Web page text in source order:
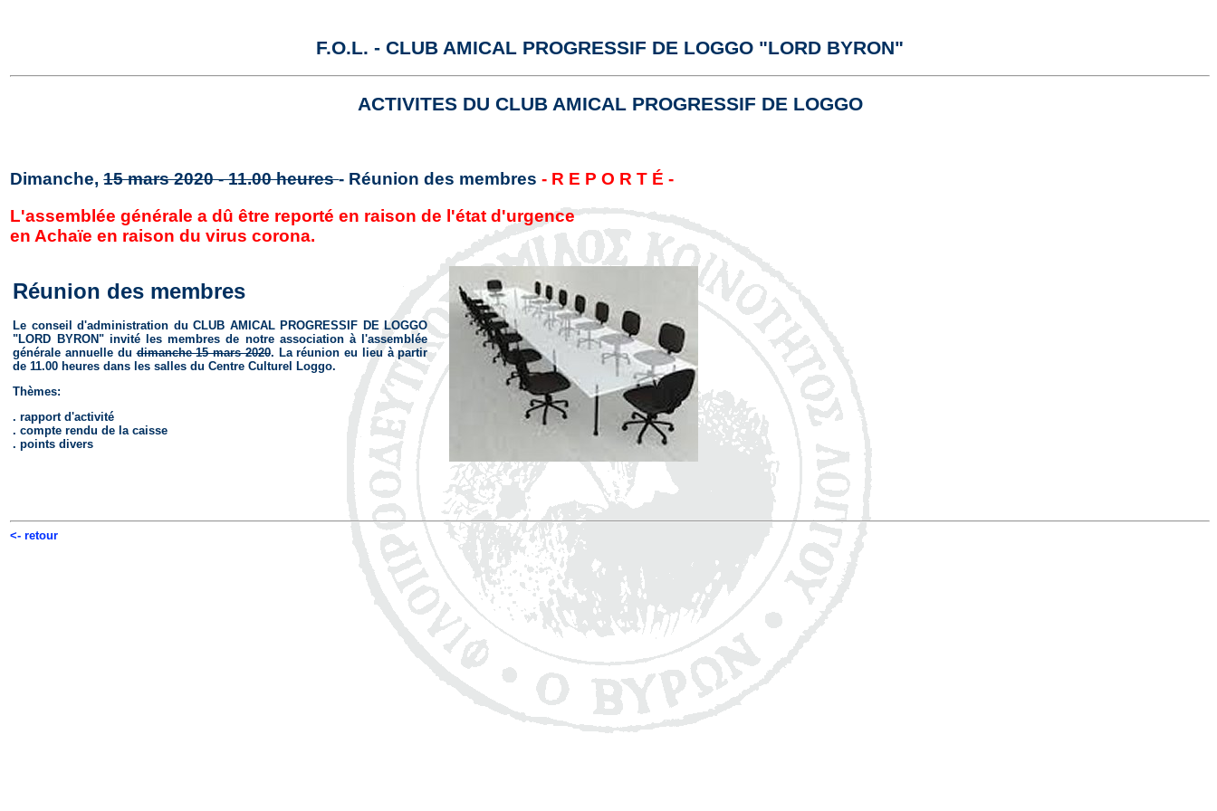
F.O.L. - CLUB AMICAL PROGRESSIF DE LOGGO "LORD BYRON"
ACTIVITES DU CLUB AMICAL PROGRESSIF DE LOGGO
Dimanche,15 mars 2020 - 11.00 heures- Réunion des membres- R E P O R T É -
L'assemblée générale a dû être reporté en raison de l'état d'urgence
en Achaïe en raison du virus corona.
Réunion des membres
Le conseil d'administration du CLUB AMICAL PROGRESSIF DE LOGGO
"LORD BYRON" invité les membres de notre association à l'assemblée
générale annuelle dudimanche 15 mars 2020. La réunion eu lieu à partir
de 11.00 heures dans les salles du Centre Culturel Loggo.
Thèmes:
. rapport d'activité
. compte rendu de la caisse
. points divers
<- retour